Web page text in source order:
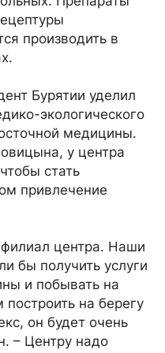
производить в
Бурятии уделил
экологического
медицины.
у центра
стать
привлечение
центра. Наши
бы получить услуги
и побывать на
на берегу
он будет очень
– Центру надо